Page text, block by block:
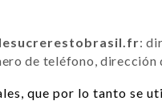
:
de teléfono,
que por lo tanto se